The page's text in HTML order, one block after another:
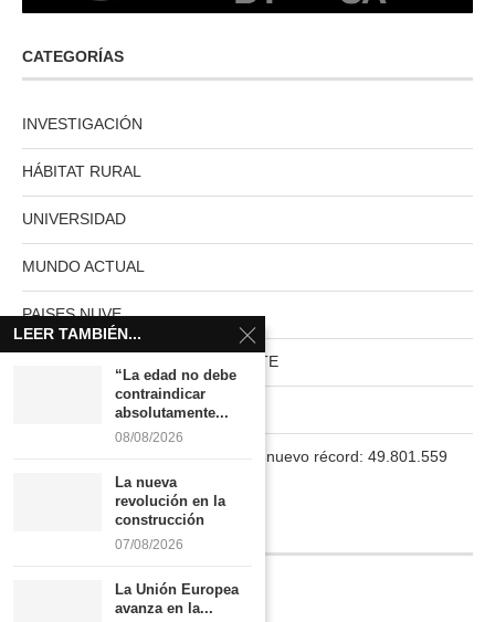
CATEGORÍAS
INVESTIGACIÓN
HÁBITAT RURAL
UNIVERSIDAD
MUNDO ACTUAL
PAISES NUVE
HABITAT RURAL AUTOSUFICIENTE
La población en España marca un nuevo récord: 49.801.559
Quiénes somos
LEER TAMBIÉN...
“La edad no debe
contraindicar
absolutamente...
08/08/2026
La nueva
revolución en la
construcción
07/08/2026
La Unión Europea
avanza en la...